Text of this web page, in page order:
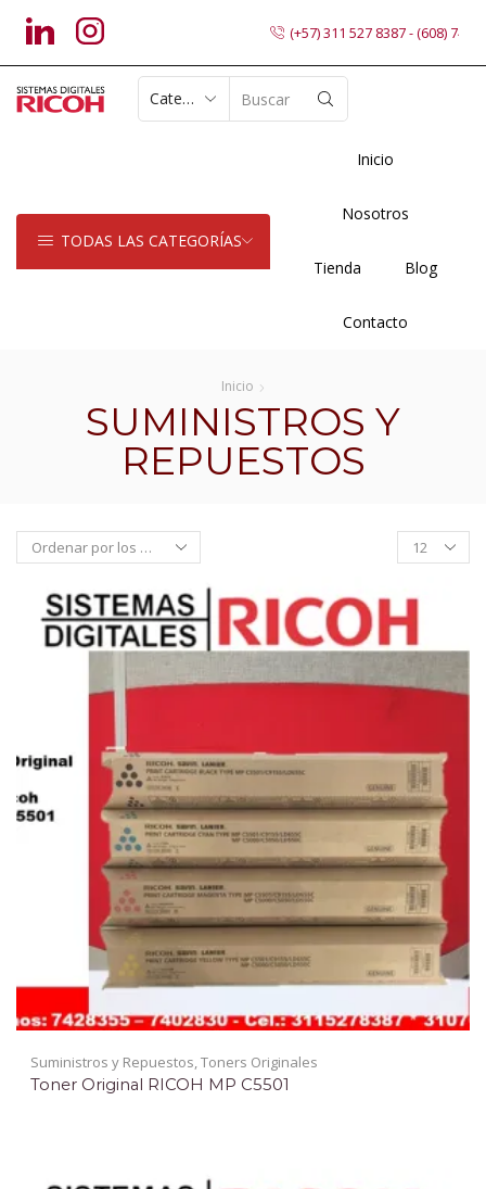
(+57) 311 527 8387 - (608)
SEARCH
TODAS LAS CATEGORÍAS
Inicio
Nosotros
Tienda Blog
Contacto
Inicio
SUMINISTROS Y
REPUESTOS
Products
per
Suministros y Repuestos,Toners Originales
Toner Original RICOH MP C5501